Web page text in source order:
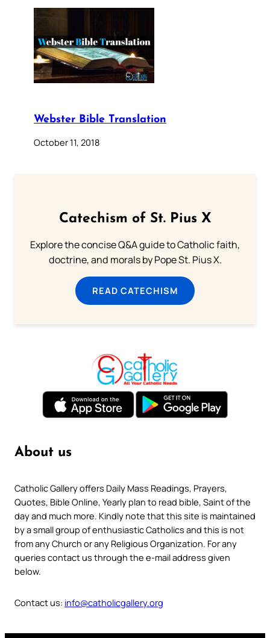
Webster Bible Translation
October 11, 2018
Catechism of St. Pius X
Explore the concise Q&A guide to Catholic faith,
doctrine, and morals by Pope St. Pius X.
READ CATECHISM
About us
Catholic Gallery offers Daily Mass Readings, Prayers,
Quotes, Bible Online, Yearly plan to read bible, Saint of the
day and much more. Kindly note that this site is maintained
by a small group of enthusiastic Catholics and this is not
from any Church or any Religious Organization. For any
queries contact us through the e-mail address given
below.
Contact us: info@catholicgallery.org